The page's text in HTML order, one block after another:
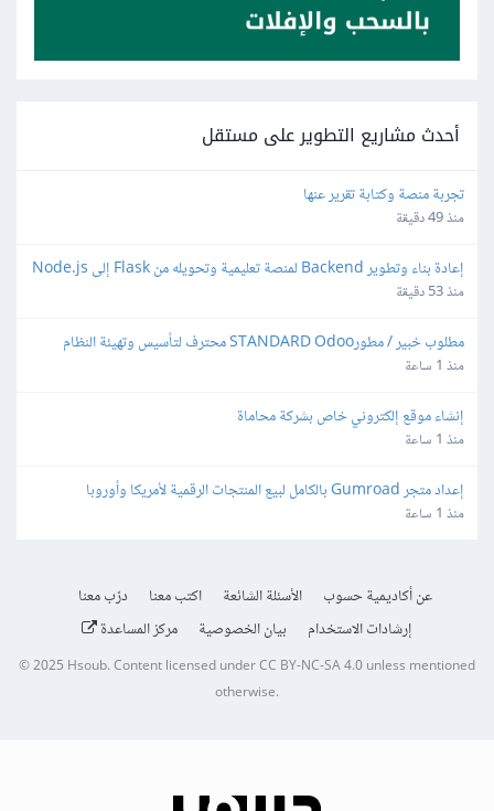
أحدث مشاريع التطوير على مستقل
تجربة منصة وكتابة تقرير عنها
منذ 49 دقيقة
إعادة بناء وتطوير Backend لمنصة تعليمية وتحويله من Flask إلى Node.js
منذ 53 دقيقة
المحاسبي والمخزني والتقارير
منذ 1 ساعة
إنشاء موقع إلكتروني خاص بشركة محاماة
منذ 1 ساعة
إعداد متجر Gumroad بالكامل لبيع المنتجات الرقمية لأمريكا وأوروبا
منذ 1 ساعة
عن أكاديمية حسوب الأسئلة الشائعة اكتب معنا
درّب معنا
إرشادات الاستخدام
بيان الخصوصية مركز المساعدة
© 2025 Hsoub.Content licensed underCC BY-NC-SA 4.0unless mentioned
otherwise.